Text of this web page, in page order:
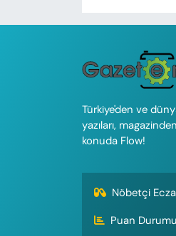
Türkiye'den ve
yazıları,
konuda Flow!
Nöbetçi
Puan